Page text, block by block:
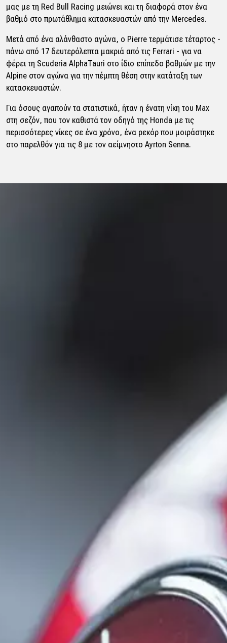
μας με τη Red Bull Racing μειώνει και τη διαφορά στον ένα
βαθμό στο πρωτάθλημα κατασκευαστών από την Mercedes.
Μετά από ένα αλάνθαστο αγώνα, ο Pierre τερμάτισε τέταρτος -
πάνω από 17 δευτερόλεπτα μακριά από τις Ferrari - για να
φέρει τη Scuderia AlphaTauri στο ίδιο επίπεδο βαθμών με την
Alpine στον αγώνα για την πέμπτη θέση στην κατάταξη των
κατασκευαστών.
Για όσους αγαπούν τα στατιστικά, ήταν η ένατη νίκη του Max
στη σεζόν, που τον καθιστά τον οδηγό της Honda με τις
περισσότερες νίκες σε ένα χρόνο, ένα ρεκόρ που μοιράστηκε
στο παρελθόν για τις 8 με τον αείμνηστο Ayrton Senna.